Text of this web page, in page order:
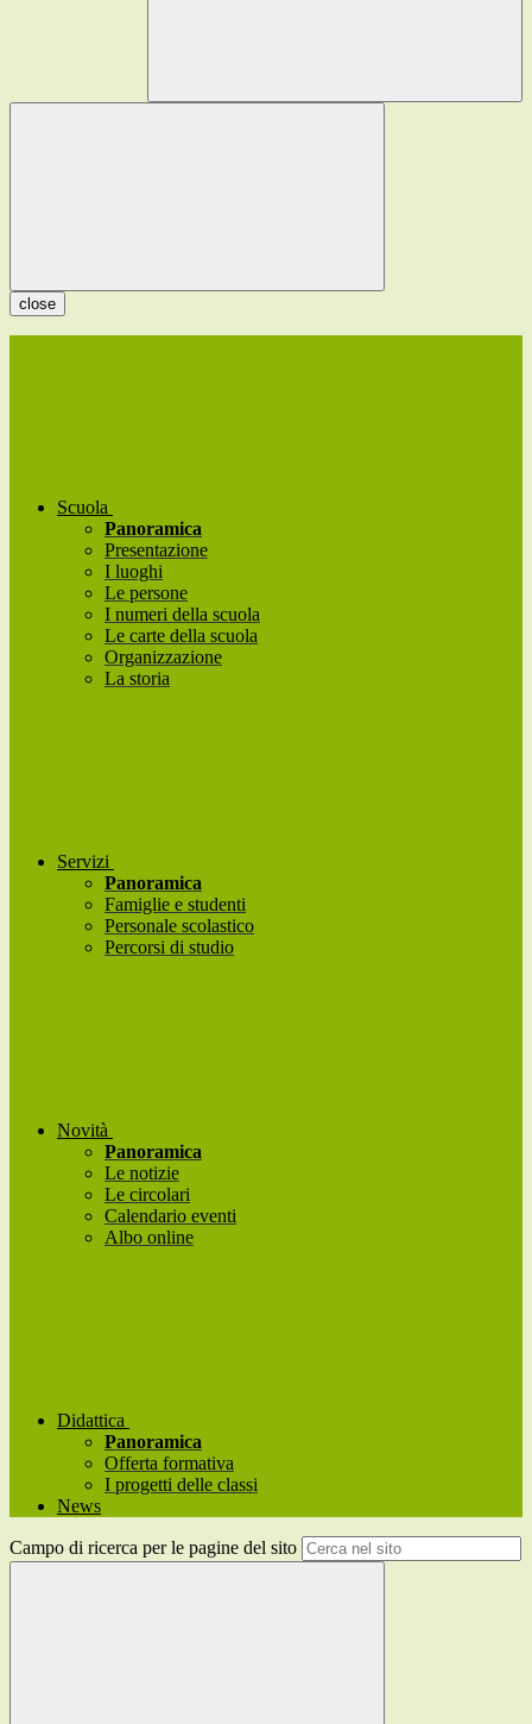
close
Scuola
Panoramica
Presentazione
I luoghi
Le persone
I numeri della scuola
Le carte della scuola
Organizzazione
La storia
Servizi
Panoramica
Famiglie e studenti
Personale scolastico
Percorsi di studio
Novità
Panoramica
Le notizie
Le circolari
Calendario eventi
Albo online
Didattica
Panoramica
Offerta formativa
I progetti delle classi
News
Campo di ricerca per le pagine del sito